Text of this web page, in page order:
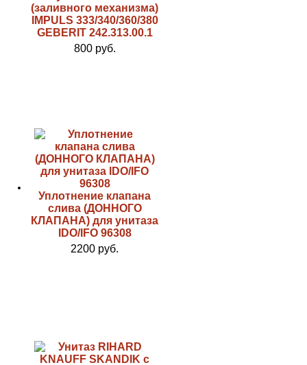
(заливного механизма)
IMPULS 333/340/360/380
GEBERIT 242.313.00.1
800 руб.
Уплотнение клапана
слива (ДОННОГО
КЛАПАНА) для унитаза
IDO/IFO 96308
2200 руб.